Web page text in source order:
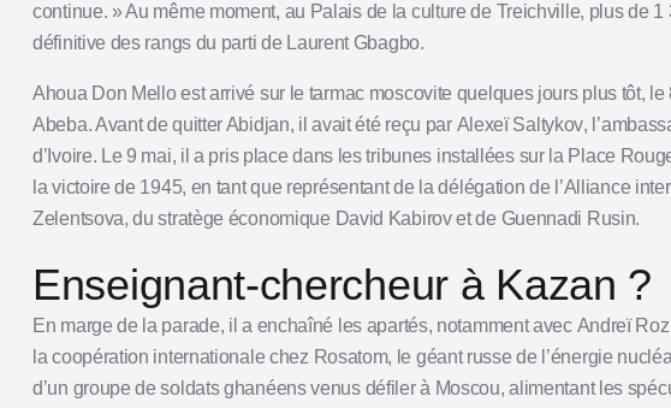
continue. » Au même moment, au Palais de la culture de Treichville, plus de
définitive des rangs du parti de Laurent Gbagbo.
Ahoua Don Mello est arrivé sur le tarmac moscovite quelques jours plus tôt,
Abeba. Avant de quitter Abidjan, il avait été reçu par Alexeï Saltykov,
d’Ivoire. Le 9 mai, il a pris place dans les tribunes installées sur la Place
la victoire de 1945, en tant que représentant de la délégation de l’Alliance
Zelentsova, du stratège économique David Kabirovet de Guennadi Rusin.
Enseignant‑chercheur à Kazan ?
En marge de la parade, il a enchaîné les apartés, notamment avec Andreï
la coopération internationale chez Rosatom, le géant russe de l’énergie
d’un groupe de soldats ghanéens venus défiler à Moscou, alimentant les